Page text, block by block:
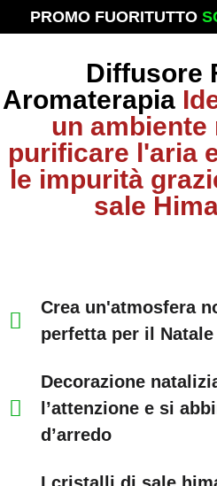
PROMO FUORITUTTO
Diffusore
Aromaterapia
un ambiente
purificare l'aria
le impurità
sale
Crea un'atmosfera
perfetta per il Natale
Decorazione
l’attenzione e si
d’arredo